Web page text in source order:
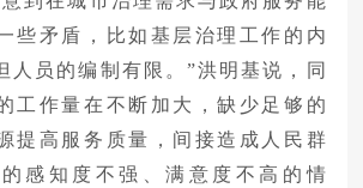
些矛盾，比如基层治理工作的内
人员的编制有限。”洪明基说，同
工作量在不断加大，缺少足够的
提高服务质量，间接造成人民群
感知度不强、满意度不高的情